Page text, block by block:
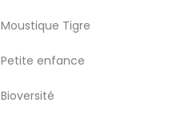
Moustique Tigre
Petite enfance
Bioversité